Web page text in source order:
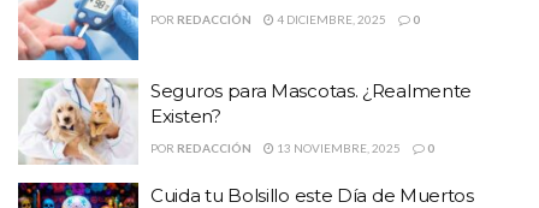
POR REDACCIÓN 4 DICIEMBRE, 2025 0
Seguros para Mascotas. ¿Realmente
Existen?
POR REDACCIÓN 13 NOVIEMBRE, 2025 0
Cuida tu Bolsillo este Día de Muertos